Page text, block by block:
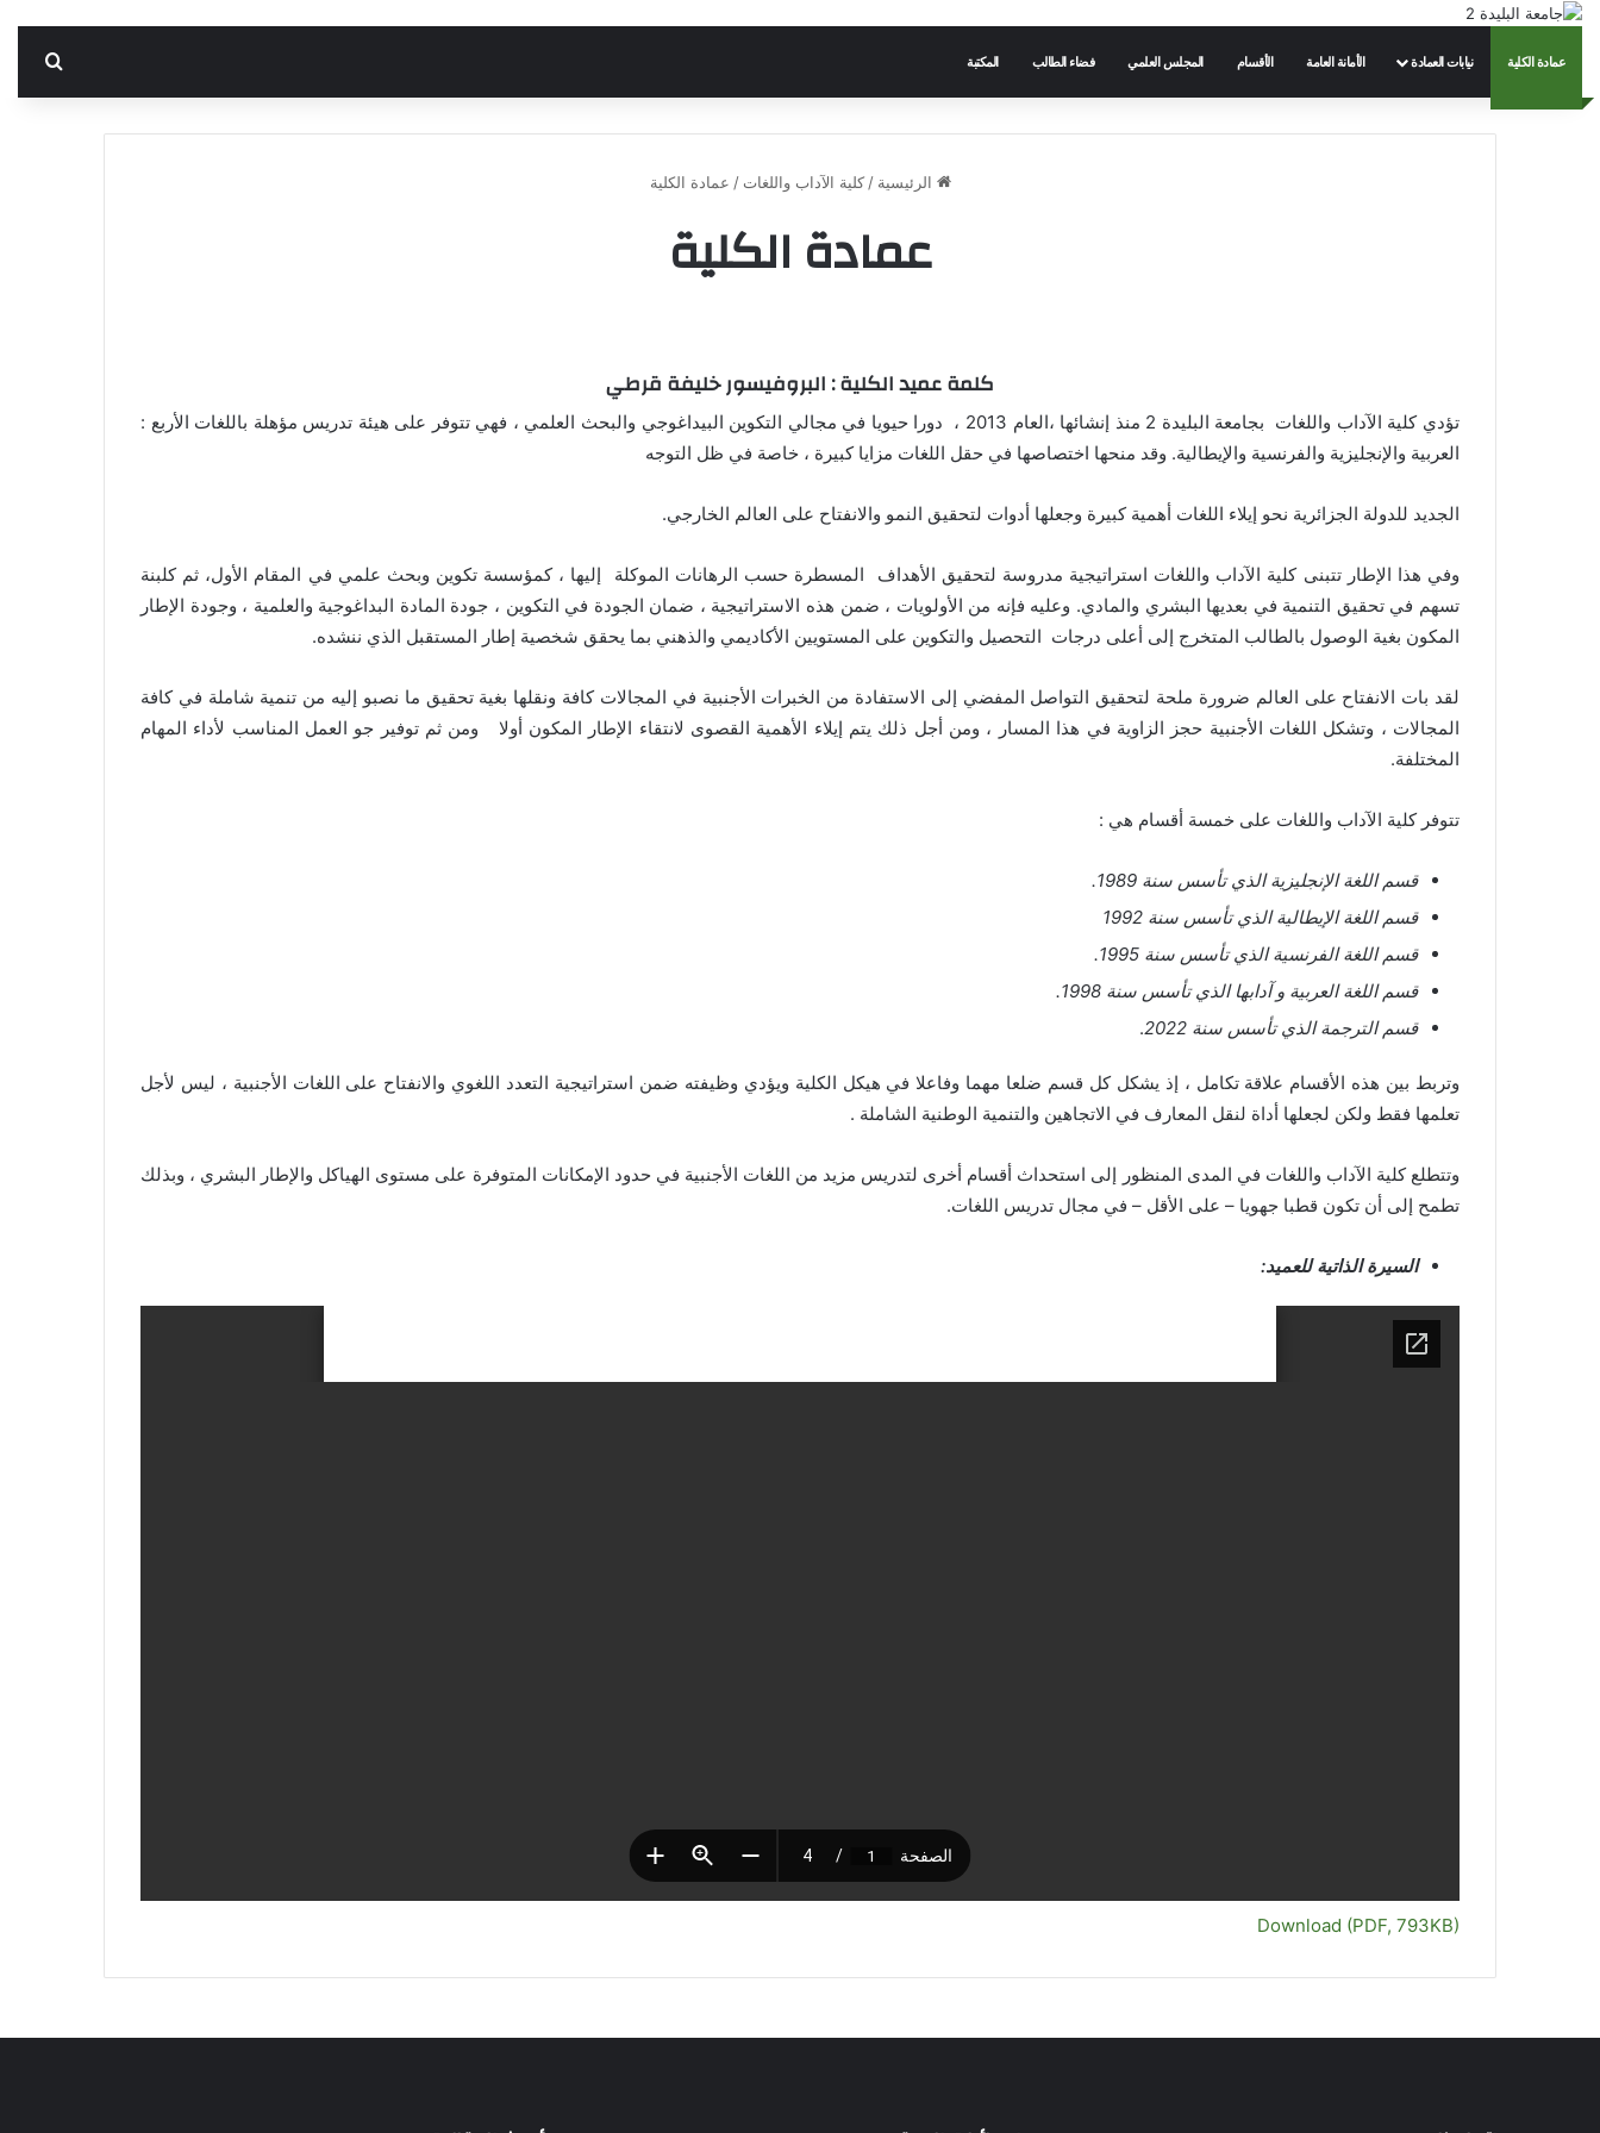
عمادة الكلية نيابات العمادة الأمانة العامة الأقسام المجلس العلمي فضاء الطالب المكتبة
الرئيسية / كلية الآداب واللغات / عمادة الكلية
عمادة الكلية
كلمة عميد الكلية: البروفيسور خليفة قرطي
تؤدي كلية الآداب واللغات بجامعة البليدة 2 منذ إنشائها ،العام 2013 ، دورا حيويا في مجالي التكوين البيداغوجي والبحث العلمي ، فهي تتوفر على هيئة تدريس مؤهلة باللغات الأربع :
العربية والإنجليزية والفرنسية والإيطالية. وقد منحها اختصاصها في حقل اللغات مزايا كبيرة ، خاصة في ظل التوجه
الجديد للدولة الجزائرية نحو إيلاء اللغات أهمية كبيرة وجعلها أدوات لتحقيق النمو والانفتاح على العالم الخارجي.
وفي هذا الإطار تتبنى كلية الآداب واللغات استراتيجية مدروسة لتحقيق الأهداف المسطرة حسب الرهانات الموكلة إليها ، كمؤسسة تكوين وبحث علمي في المقام الأول، ثم كلبنة
تسهم في تحقيق التنمية في بعديها البشري والمادي. وعليه فإنه من الأولويات ، ضمن هذه الاستراتيجية ، ضمان الجودة في التكوين ، جودة المادة البداغوجية والعلمية ، وجودة الإطار
المكون بغية الوصول بالطالب المتخرج إلى أعلى درجات التحصيل والتكوين على المستويين الأكاديمي والذهني بما يحقق شخصية إطار المستقبل الذي ننشده.
لقد بات الانفتاح على العالم ضرورة ملحة لتحقيق التواصل المفضي إلى الاستفادة من الخبرات الأجنبية في المجالات كافة ونقلها بغية تحقيق ما نصبو إليه من تنمية شاملة في كافة
المجالات ، وتشكل اللغات الأجنبية حجز الزاوية في هذا المسار ، ومن أجل ذلك يتم إيلاء الأهمية القصوى لانتقاء الإطار المكون أولا ومن ثم توفير جو العمل المناسب لأداء المهام
المختلفة.
تتوفر كلية الآداب واللغات على خمسة أقسام هي :
قسم اللغة الإنجليزية الذي تأسس سنة 1989.
قسم اللغة الإيطالية الذي تأسس سنة 1992
قسم اللغة الفرنسية الذي تأسس سنة 1995.
قسم اللغة العربية و آدابها الذي تأسس سنة 1998.
قسم الترجمة الذي تأسس سنة 2022
.
وتربط بين هذه الأقسام علاقة تكامل ، إذ يشكل كل قسم ضلعا مهما وفاعلا في هيكل الكلية ويؤدي وظيفته ضمن استراتيجية التعدد اللغوي والانفتاح على اللغات الأجنبية ، ليس لأجل
تعلمها فقط ولكن لجعلها أداة لنقل المعارف في الاتجاهين والتنمية الوطنية الشاملة .
وتتطلع كلية الآداب واللغات في المدى المنظور إلى استحداث أقسام أخرى لتدريس مزيد من اللغات الأجنبية في حدود الإمكانات المتوفرة على مستوى الهياكل والإطار البشري ، وبذلك
تطمح إلى أن تكون قطبا جهويا – على الأقل – في مجال تدريس اللغات.
السيرة الذاتية للعميد:
Download (PDF, 793KB)